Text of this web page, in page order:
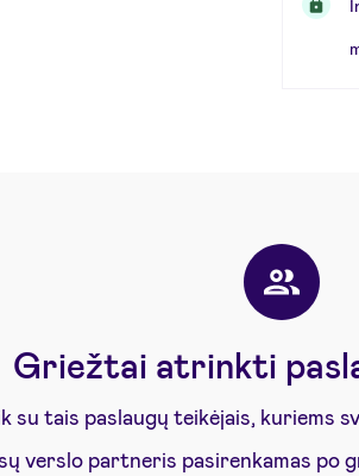
Griežtai atrinkti
su tais paslaugų teikėjais, kuriems
verslo partneris pasirenkamas